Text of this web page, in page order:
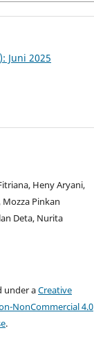
Juni 2025
Heny Aryani,
Pinkan
Deta, Nurita
under aCreative
NonCommercial 4.0
.